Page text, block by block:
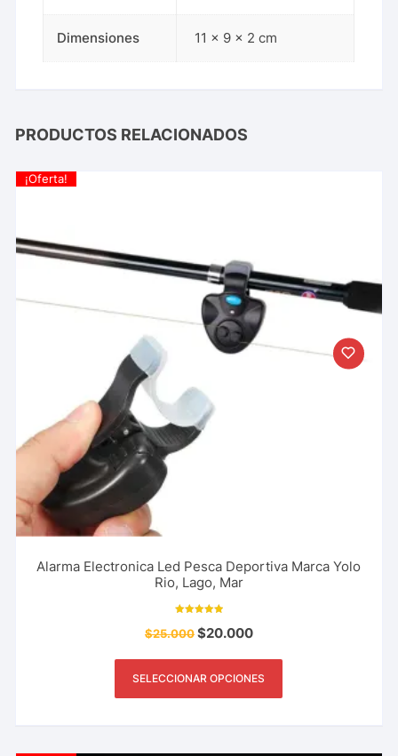
Dimensiones 11 × 9 × 2 cm
PRODUCTOS RELACIONADOS
¡Oferta!
Alarma Electronica Led Pesca Deportiva Marca Yolo
Rio, Lago, Mar
5.00
de 5
$25.000$20.000
SELECCIONAR OPCIONES